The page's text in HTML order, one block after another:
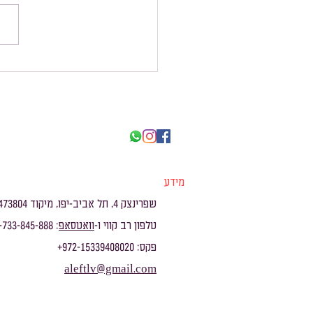
מידע
שפרינצק 4, תל אביב-יפו, מיקוד 6473804
טלפון רב קווי ו-וואטסאפ: 972-733-845-888+
פקס: 972-15339408020+
aleftlv@gmail.com